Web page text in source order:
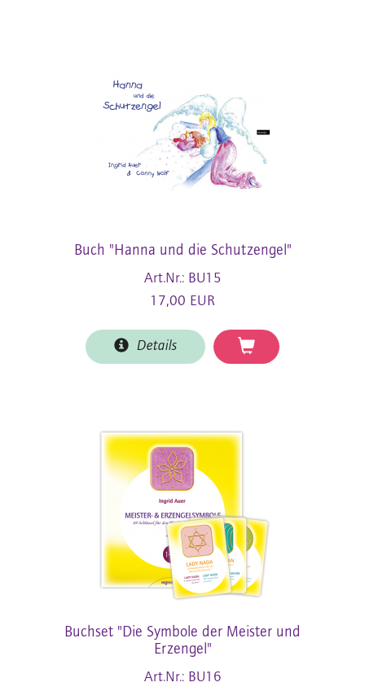
Buch "Hanna und die Schutzengel"
Art.Nr.: BU15
17,00 EUR
Details
Buchset "Die Symbole der Meister und
Erzengel"
Art.Nr.: BU16